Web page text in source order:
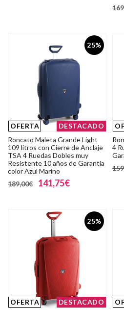
25%
OFERTA
DESTACADO
Roncato Maleta Grande Light
109 litros con Cierre de Anclaje
TSA 4 Ruedas Dobles muy
Resistente 10 años de Garantia
color Azul Marino
189,00€
141,75€
4
25%
OFERTA
DESTACADO